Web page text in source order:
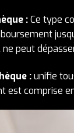
:Ce type
peut
:unifie
est comprise